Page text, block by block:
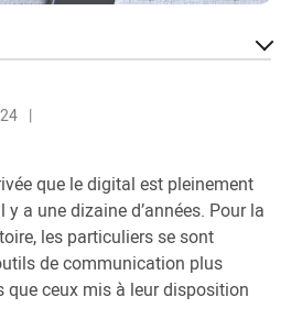
que le digital est pleinement
a une dizaine d’années. Pour la
les particuliers se sont
de communication plus
que ceux mis à leur disposition